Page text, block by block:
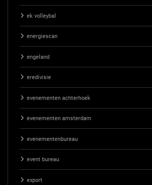
ek volleybal
energiescan
engeland
eredivisie
evenementen achterhoek
evenementen amsterdam
evenementenbureau
event bureau
export